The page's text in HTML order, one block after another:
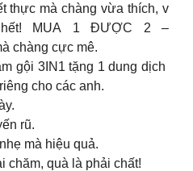
thực mà chàng vừa thích, v
MUA 1 ĐƯỢC 2 –
chàng cực mê.
gội 3IN1 tặng 1 dung dịch
cho các anh.
rũ.
mà hiệu quả.
chăm, quà là phải chất!